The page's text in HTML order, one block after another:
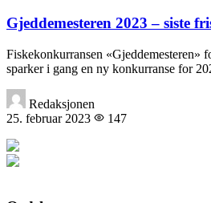
Gjeddemesteren 2023 – siste
Fiskekonkurransen «Gjeddemesteren»
sparker i gang en ny konkurranse for
Redaksjonen
25. februar 2023
147